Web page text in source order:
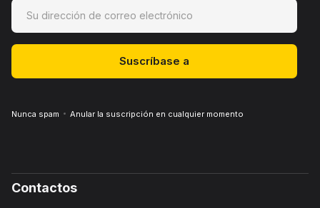
Contactos
Nunca spam Anular la suscripción en cualquier momento